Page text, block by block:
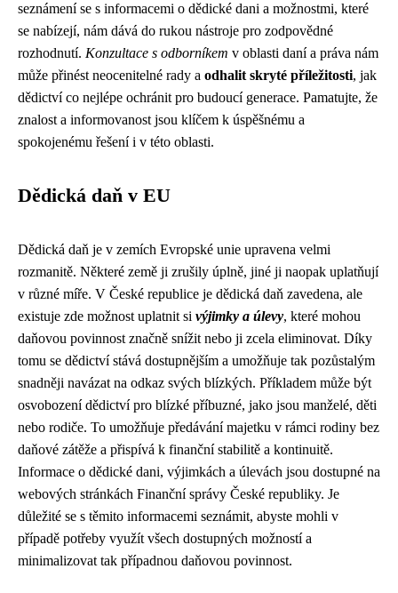
seznámení se s informacemi o dědické dani a možnostmi, které
se nabízejí, nám dává do rukou nástroje pro zodpovědné
rozhodnutí. Konzultace s odborníkem v oblasti daní a práva nám
může přinést neocenitelné rady a odhalit skryté příležitosti, jak
dědictví co nejlépe ochránit pro budoucí generace. Pamatujte, že
znalost a informovanost jsou klíčem k úspěšnému a
spokojenému řešení i v této oblasti.
Dědická daň v EU
Dědická daň je v zemích Evropské unie upravena velmi
rozmanitě. Některé země ji zrušily úplně, jiné ji naopak uplatňují
v různé míře. V České republice je dědická daň zavedena, ale
existuje zde možnost uplatnit si výjimky a úlevy, které mohou
daňovou povinnost značně snížit nebo ji zcela eliminovat. Díky
tomu se dědictví stává dostupnějším a umožňuje tak pozůstalým
snadněji navázat na odkaz svých blízkých. Příkladem může být
osvobození dědictví pro blízké příbuzné, jako jsou manželé, děti
nebo rodiče. To umožňuje předávání majetku v rámci rodiny bez
daňové zátěže a přispívá k finanční stabilitě a kontinuitě.
Informace o dědické dani, výjimkách a úlevách jsou dostupné na
webových stránkách Finanční správy České republiky. Je
důležité se s těmito informacemi seznámit, abyste mohli v
případě potřeby využít všech dostupných možností a
minimalizovat tak případnou daňovou povinnost.